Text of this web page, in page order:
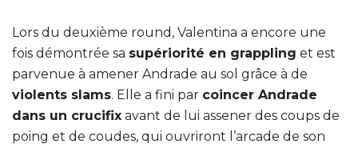
Lors du deuxième round, Valentina a encore une
fois démontrée sa supériorité en grappling et est
parvenue à amener Andrade au sol grâce à de
violents slams. Elle a fini par coincer Andrade
dans un crucifix avant de lui assener des coups de
poing et de coudes, qui ouvriront l’arcade de son